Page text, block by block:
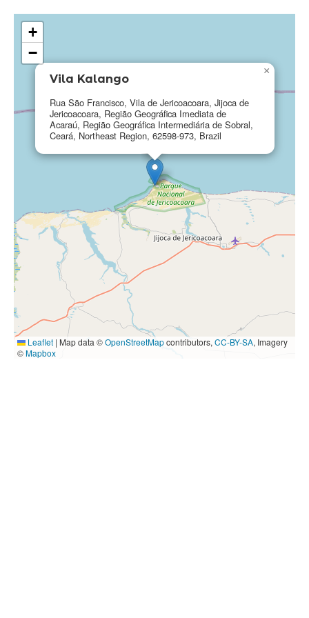
Vila Kalango
Rua São Francisco, Vila de Jericoacoara, Jijoca de
Jericoacoara, Região Geográfica Imediata de
Acaraú, Região Geográfica Intermediária de Sobral,
Ceará, Northeast Region, 62598-973, Brazil
×
+
−
Leaflet | Map data ©OpenStreetMapcontributors, CC-BY-SA, Imagery
©Mapbox